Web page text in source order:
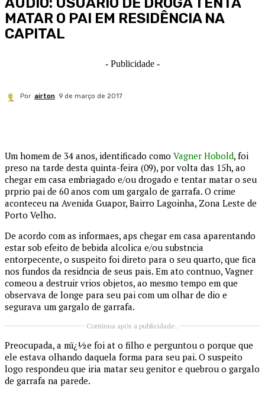
MATAR O PAI EM RESIDÊNCIA NA
CAPITAL
- Publicidade -
Por airton 9 de março de 2017
Um homem de 34 anos, identificado como Vagner Hobold, foi
preso na tarde desta quinta-feira (09), por volta das 15h, ao
chegar em casa embriagado e/ou drogado e tentar matar o seu
prprio pai de 60 anos com um gargalo de garrafa. O crime
aconteceu na Avenida Guapor, Bairro Lagoinha, Zona Leste de
Porto Velho.
De acordo com as informaes, aps chegar em casa aparentando
estar sob efeito de bebida alcolica e/ou substncia
entorpecente, o suspeito foi direto para o seu quarto, que fica
nos fundos da residncia de seus pais. Em ato contnuo, Vagner
comeou a destruir vrios objetos, ao mesmo tempo em que
observava de longe para seu pai com um olhar de dio e
segurava um gargalo de garrafa.
Continua após a publicidade..
Preocupada, a mï¿½e foi at o filho e perguntou o porque que
ele estava olhando daquela forma para seu pai. O suspeito
logo respondeu que iria matar seu genitor e quebrou o gargalo
de garrafa na parede.